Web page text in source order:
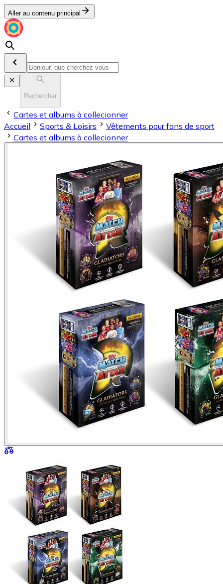
Aller au contenu principal
Rechercher
Cartes et albums à collecionner
Accueil
Sports & Loisirs
Vêtements pour fans de sport
Cartes et albums à collecionner